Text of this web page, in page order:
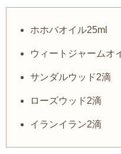
ホホバオイル25ml
ウィートジャームオ
サンダルウッド2滴
ローズウッド2滴
イランイラン2滴